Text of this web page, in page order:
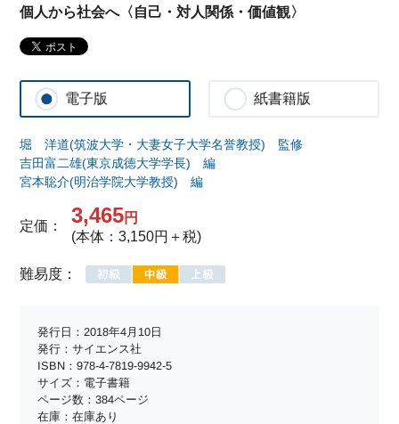
個人から社会へ〈自己・対人関係・価値観〉
電子版 紙書籍版
堀 洋道(筑波大学・大妻女子大学名誉教授) 監修
吉田富二雄(東京成徳大学学長) 編
宮本聡介(明治学院大学教授) 編
定価： 3,465円
(本体：3,150円＋税)
難易度：
発行日：2018年4月10日
発行：サイエンス社
ISBN：978-4-7819-9942-5
サイズ：電子書籍
ページ数：384ページ
在庫：在庫あり